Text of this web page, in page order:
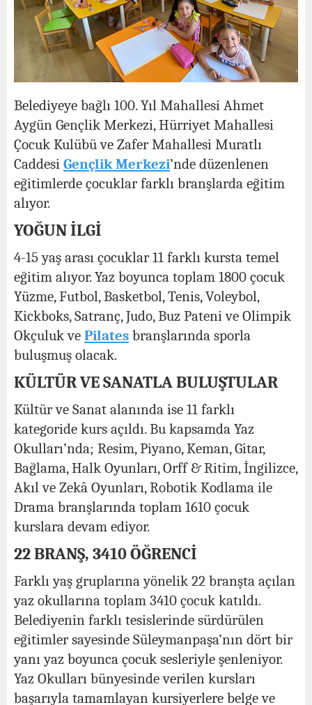
Belediyeye bağlı 100. Yıl Mahallesi Ahmet
Aygün Gençlik Merkezi, Hürriyet Mahallesi
Çocuk Kulübü ve Zafer Mahallesi Muratlı
Caddesi Gençlik Merkezi’nde düzenlenen
eğitimlerde çocuklar farklı branşlarda eğitim
alıyor.
YOĞUN İLGİ
4-15 yaş arası çocuklar 11 farklı kursta temel
eğitim alıyor. Yaz boyunca toplam 1800 çocuk
Yüzme, Futbol, Basketbol, Tenis, Voleybol,
Kickboks, Satranç, Judo, Buz Pateni ve Olimpik
Okçuluk ve Pilates branşlarında sporla
buluşmuş olacak.
KÜLTÜR VE SANATLA BULUŞTULAR
Kültür ve Sanat alanında ise 11 farklı
kategoride kurs açıldı. Bu kapsamda Yaz
Okulları’nda; Resim, Piyano, Keman, Gitar,
Bağlama, Halk Oyunları, Orff & Ritim, İngilizce,
Akıl ve Zekâ Oyunları, Robotik Kodlama ile
Drama branşlarında toplam 1610 çocuk
kurslara devam ediyor.
22 BRANŞ, 3410 ÖĞRENCİ
Farklı yaş gruplarına yönelik 22 branşta açılan
yaz okullarına toplam 3410 çocuk katıldı.
Belediyenin farklı tesislerinde sürdürülen
eğitimler sayesinde Süleymanpaşa’nın dört bir
yanı yaz boyunca çocuk sesleriyle şenleniyor.
Yaz Okulları bünyesinde verilen kursları
başarıyla tamamlayan kursiyerlere belge ve